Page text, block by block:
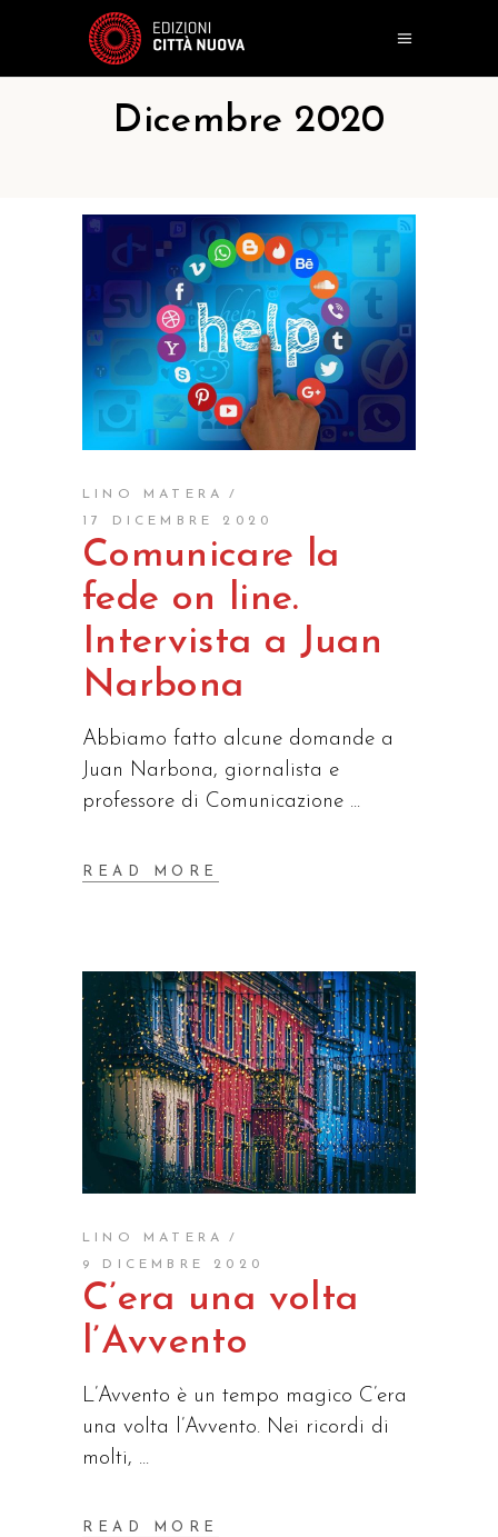
Dicembre 2020
LINO MATERA
17 DICEMBRE 2020
Comunicare la
fede on line.
Intervista a Juan
Narbona
Abbiamo fatto alcune domande a
Juan Narbona, giornalista e
professore di Comunicazione
READ MORE
LINO MATERA
9 DICEMBRE 2020
C’era una volta
l’Avvento
L’Avvento è un tempo magico C’era
una volta l’Avvento. Nei ricordi di
molti,
READ MORE